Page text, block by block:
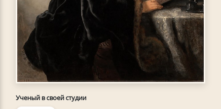
Ученый в своей студии